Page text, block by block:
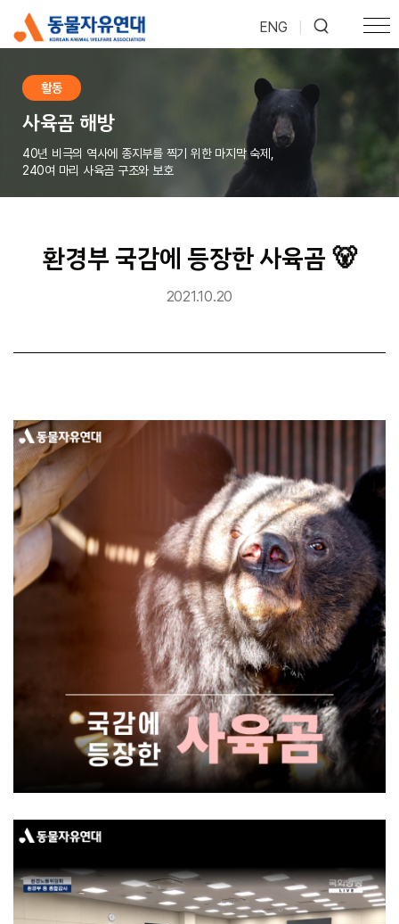
ENG
활동
사육곰 해방
40년 비극의 역사에 종지부를 찍기 위한 마지막 숙제,
240여 마리 사육곰 구조와 보호
환경부 국감에 등장한 사육곰 🐻
2021.10.20